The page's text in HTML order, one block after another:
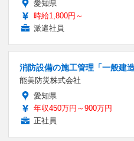
愛知県
時給1,800円～
派遣社員
消防設備の施工管理「一般建
能美防災株式会社
愛知県
年収450万円～900万円
正社員